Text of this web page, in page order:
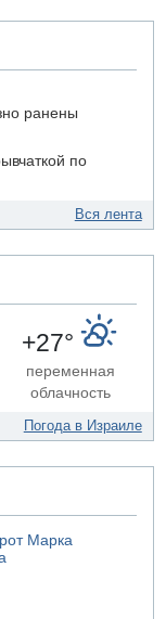
ранены
по
детей
в
- Гильбоа
и серьезно
Вся лента
+27°
переменная
облачность
Погода в Израиле
Марка